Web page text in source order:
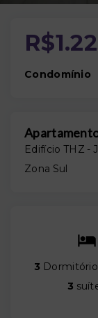
Condomínio
Edifício THZ -
Zona Sul
3
3